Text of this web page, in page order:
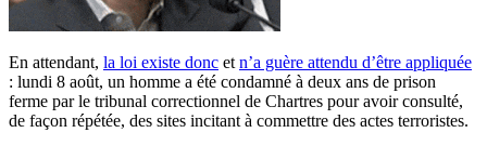
En attendant, la loi existe donc et n’a guère attendu d’être appliquée
: lundi 8 août, un homme a été condamné à deux ans de prison
ferme par le tribunal correctionnel de Chartres pour avoir consulté,
de façon répétée, des sites incitant à commettre des actes terroristes.